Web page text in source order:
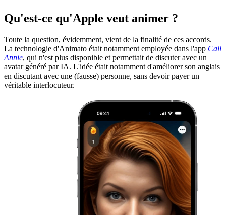
Qu'est-ce qu'Apple veut animer ?
Toute la question, évidemment, vient de la finalité de ces accords.
La technologie d'Animato était notamment employée dans l'app Call
Annie, qui n'est plus disponible et permettait de discuter avec un
avatar généré par IA. L'idée était notamment d'améliorer son anglais
en discutant avec une (fausse) personne, sans devoir payer un
véritable interlocuteur.